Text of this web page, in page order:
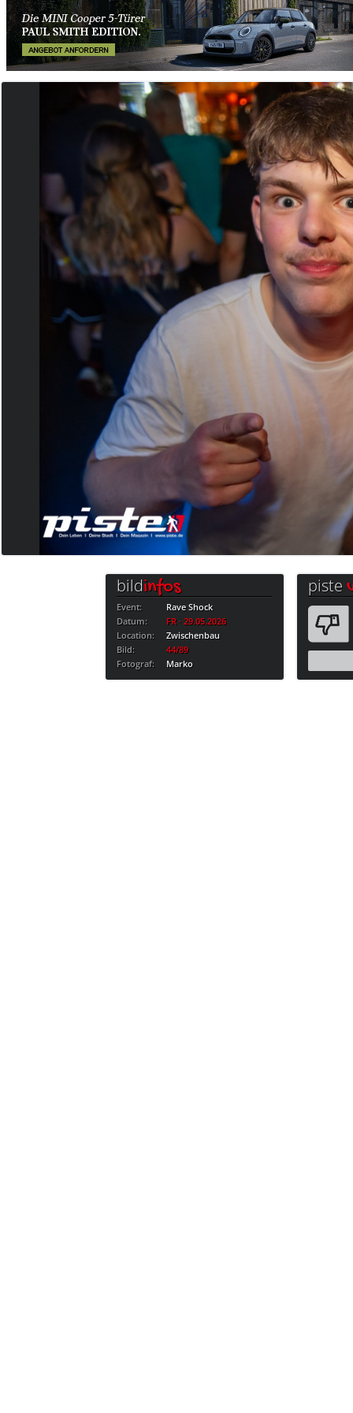
bildinfos
Event:
Rave Shock
Datum:
FR · 29.05.2026
Location:
Zwischenbau
Bild:
44/89
Fotograf:
Marko
piste